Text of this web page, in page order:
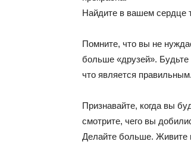
Найдите в вашем сердце
Помните, что вы не
больше «друзей». Будьте
что является правильным.
Признавайте, когда вы
смотрите, чего вы
Делайте больше. Живите